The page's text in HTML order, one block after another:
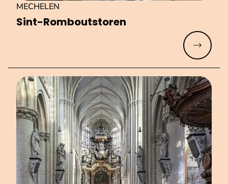
Sint-Rom­boutsto­ren
MECHELEN
Meer